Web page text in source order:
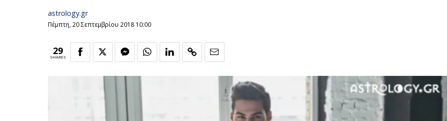
astrology.gr
Πέμπτη, 20 Σεπτεμβρίου 2018 10:00
29
SHARES